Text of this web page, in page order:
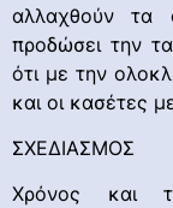
αλλαχθούν τα
προδώσει την
ότι με την
και οι κασέτες
ΣΧΕΔΙΑΣΜΟΣ
Χρόνος και